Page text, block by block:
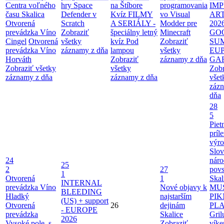
Centra voľného
času Skalica
Otvorená
prevádzka Víno
Cingel Otvorená
prevádzka Víno
Horváth
Zobraziť všetky
záznamy z dňa
hry Space
Defender v
Scratch
Zobraziť
všetky
záznamy z dňa
na Štíbore
Kvíz FILMY
A SERIÁLY -
špeciálny letný
kvíz Pod
lampou
Zobraziť
všetky
záznamy z dňa
programovania
vo Visual
Modder pre
Minecraft
Zobraziť
všetky
záznamy z dňa
dňa
24
2
Otvorená
prevádzka Víno
Hladký
Otvorená
prevádzka
25
1
INTERNAL
BLEEDING
(US) + support
- EUROPE
2026
26
27
1
Nové objavy k
najstarším
dejinám
Skalice
28
5